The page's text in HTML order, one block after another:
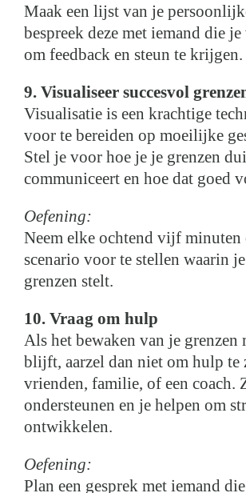
Maak een lijst van je
bespreek deze met iemand die
om feedback en steun te krijgen.
9. Visualiseer succesvol
Visualisatie is een krachtige
voor te bereiden op moeilijke
Stel je voor hoe je je grenzen
communiceert en hoe dat goed
Oefening:
Neem elke ochtend vijf minuten
scenario voor te stellen waarin
grenzen stelt.
10. Vraag om hulp
Als het bewaken van je
blijft, aarzel dan niet om hulp te
vrienden, familie, of een coach.
ondersteunen en je helpen om
ontwikkelen.
Oefening:
Plan een gesprek met iemand